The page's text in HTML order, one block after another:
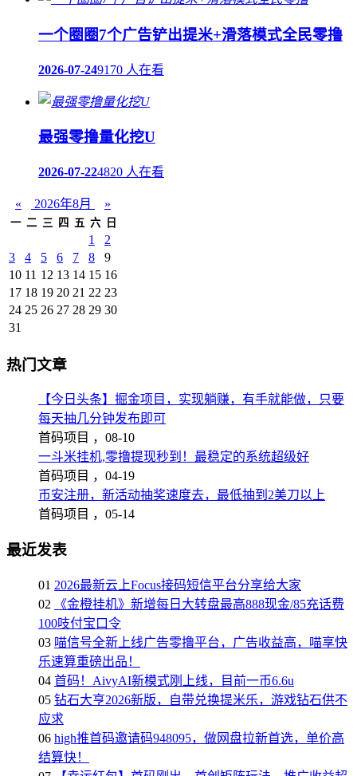
一个圈圈7个广告铲出提米+滑落模式全民零撸
2026-07-249170 人在看
最强零撸量化挖U
2026-07-224820 人在看
« 2026年8月 »
一 二 三 四 五 六 日
1
2
3
4 5 6 7 8
9
10 11 12 13 14 15 16
17 18 19 20 21 22 23
24 25 26 27 28 29 30
31
热门文章
【今日头条】掘金项目，实现躺赚，有手就能做，只要
每天抽几分钟发布即可
首码项目 ， 08-10
一斗米挂机,零撸提现秒到！最稳定的系统超级好
首码项目 ， 04-19
币安注册，新活动抽奖速度去，最低抽到2美刀以上
首码项目 ， 05-14
最近发表
01 2026最新云上Focus接码短信平台分享给大家
02
《金橙挂机》新增每日大转盘最高888现金/85充话费
100吱付宝口令
03 喵信号全新上线广告零撸平台，广告收益高，喵享快
乐速算重磅出品！
04 首码！AivyAI新模式刚上线，目前一币6.6u
05 钻石大亨2026新版，自带兑换提米乐，游戏钻石供不
应求
06 high推首码邀请码948095，做网盘拉新首选，单价高
结算快！